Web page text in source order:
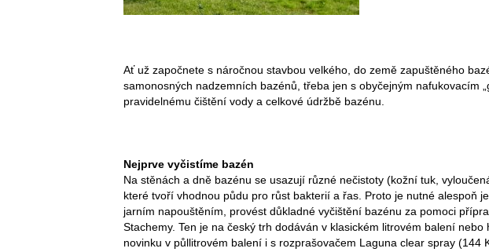
Ať už započnete s náročnou stavbou velkého, do země zapuštěného
samonosných nadzemních bazénů, třeba jen s obyčejným nafukovacím
pravidelnému čištění vody a celkové údržbě bazénu.
Nejprve vyčistíme bazén
Na stěnách a dně bazénu se usazují různé nečistoty (kožní tuk,
které tvoří vhodnou půdu pro růst bakterií a řas. Proto je nutné alespoň
jarním napouštěním, provést důkladné vyčištění bazénu za pomoci
Stachemy. Ten je na český trh dodáván v klasickém litrovém balení
novinku v půllitrovém balení i s rozprašovačem Laguna clear spray (144